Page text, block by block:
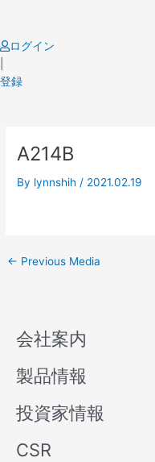
content
ログイン
登録
A214B
By lynnshih / 2021.02.19
navigation
← Previous Media
会社案内
製品情報
投資家情報
CSR